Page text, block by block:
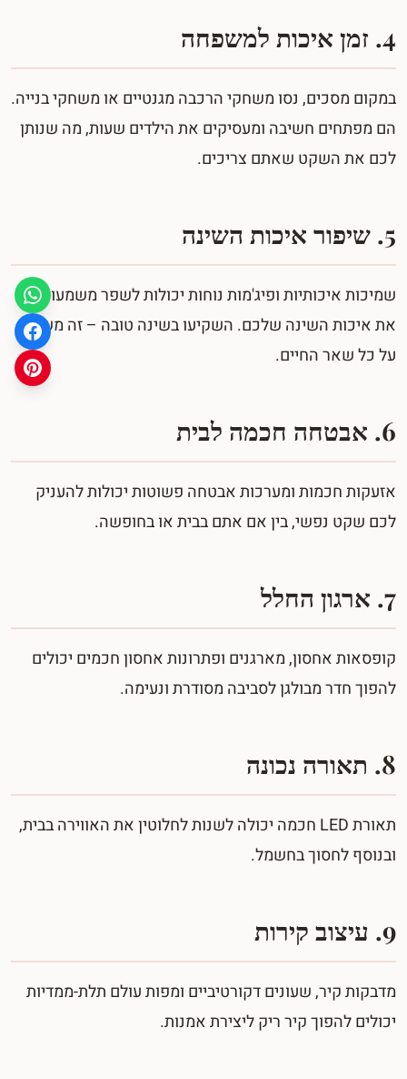
4. זמן איכות למשפחה
במקום מסכים, נסו משחקי הרכבה מגנטיים או משחקי בנייה.
הם מפתחים חשיבה ומעסיקים את הילדים שעות, מה שנותן
לכם את השקט שאתם צריכים.
5. שיפור איכות השינה
שמיכות איכותיות ופיג'מות נוחות יכולות לשפר משמעותית
את איכות השינה שלכם. השקיעו בשינה טובה – זה משפיע
על כל שאר החיים.
6. אבטחה חכמה לבית
אזעקות חכמות ומערכות אבטחה פשוטות יכולות להעניק
לכם שקט נפשי, בין אם אתם בבית או בחופשה.
7. ארגון החלל
קופסאות אחסון, מארגנים ופתרונות אחסון חכמים יכולים
להפוך חדר מבולגן לסביבה מסודרת ונעימה.
8. תאורה נכונה
תאורת LED חכמה יכולה לשנות לחלוטין את האווירה בבית,
ובנוסף לחסוך בחשמל.
9. עיצוב קירות
מדבקות קיר, שעונים דקורטיביים ומפות עולם תלת-ממדיות
יכולים להפוך קיר ריק ליצירת אמנות.